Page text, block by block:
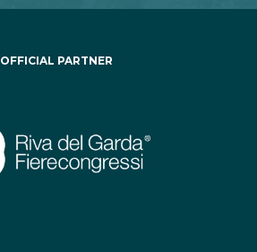
OFFICIAL PARTNER